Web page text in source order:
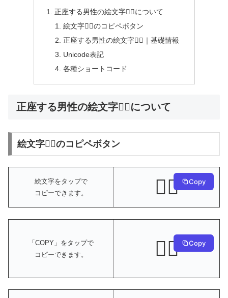
正座する男性の絵文字🧎‍♂️について
絵文字🧎‍♂️のコピペボタン
正座する男性の絵文字🧎‍♂️｜基礎情報
Unicode表記
各種ショートコード
正座する男性の絵文字🧎‍♂️について
絵文字🧎‍♂️のコピペボタン
絵文字をタップで
コピーできます。
🧎‍♂️ Copy
「COPY」をタップで
コピーできます。
🧎‍♂️ Copy